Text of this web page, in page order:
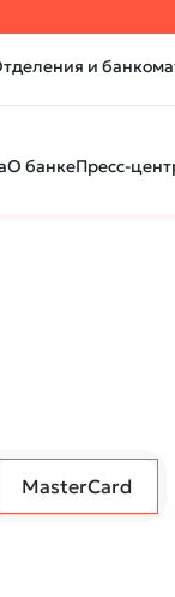
и
О банкеПресс-
MasterCard